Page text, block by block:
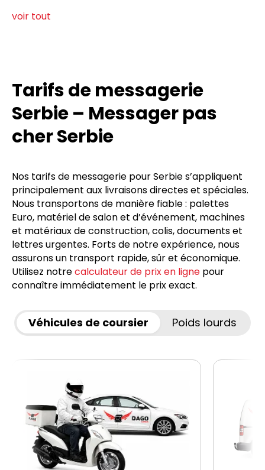
voir tout
Tarifs de messagerie
Serbie – Messager pas
cher Serbie
Nos tarifs de messagerie pour Serbie s’appliquent
principalement aux livraisons directes et spéciales.
Nous transportons de manière fiable : palettes
Euro, matériel de salon et d’événement, machines
et matériaux de construction, colis, documents et
lettres urgentes. Forts de notre expérience, nous
assurons un transport rapide, sûr et économique.
Utilisez notrecalculateur de prix en ligne pour
connaître immédiatement le prix exact.
Véhicules de coursier Poids lourds